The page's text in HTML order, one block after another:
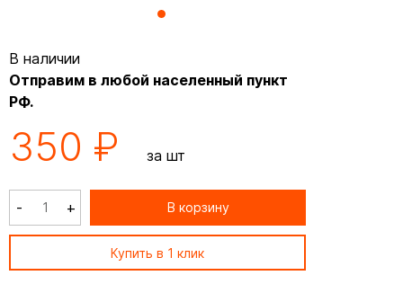
В наличии
Отправим в любой населенный пункт
РФ.
350 ₽ за шт
- + В корзину
Купить в 1 клик